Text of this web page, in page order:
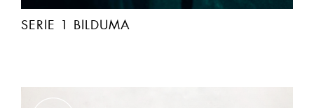
SERIE 1 BILDUMA